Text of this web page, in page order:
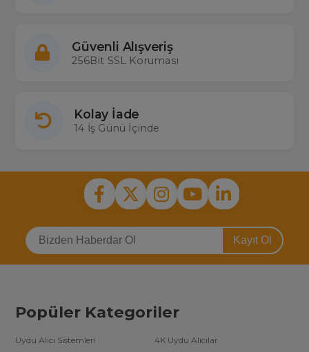
Güvenli Alışveriş
256Bit SSL Koruması
Kolay İade
14 İş Günü İçinde
Kayıt Ol
Popüler Kategoriler
Uydu Alıcı Sistemleri
4K Uydu Alıcılar